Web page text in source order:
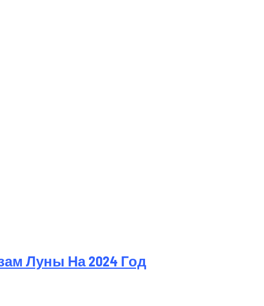
Луны На 2024 Год